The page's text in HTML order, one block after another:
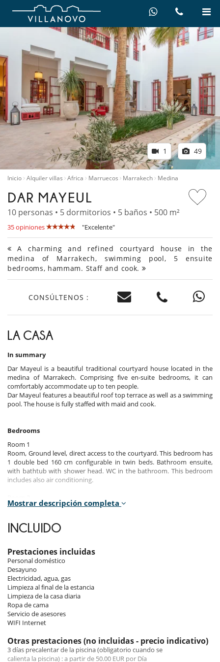
1 49
Inicio Alquiler villas Africa Marruecos Marrakech Medina
DAR MAYEUL
10 personas • 5 dormitorios • 5 baños • 500 m²
35 opiniones "Excelente"
A charming and refined courtyard house in the
medina of Marrakech, swimming pool, 5 ensuite
bedrooms, hammam. Staff and cook.
CONSÚLTENOS :
LA CASA
In summary
Dar Mayeul is a beautiful traditional courtyard house located in the
medina of Marrakech. Comprising five en-suite bedrooms, it can
comfortably accommodate up to ten people.
Dar Mayeul features a beautiful roof top terrace as well as a swimming
pool. The house is fully staffed with maid and cook.
Bedrooms
Room 1
Room, Ground level, direct access to the courtyard. This bedroom has
1 double bed 160 cm configurable in twin beds. Bathroom ensuite,
with bathtub with shower head. WC in the bathroom. This bedroom
includes also air conditioning.
Room, 1st floor. This bedroom has 1 double bed 180 cm. Bathroom
air conditioning, sofa, private terrace.
Room, 1st floor. This bedroom has 1 double bed 180 cm. Bathroom
ensuite, with bathtub, walk-in shower. WC in the bathroom. This
bedroom includes also air conditioning.
Room 4
Room, 1st floor. This bedroom has 1 double bed 180 cm configurable
in twin beds. Bathroom ensuite, with walk-in shower. WC in the
bathroom. This bedroom includes also air conditioning.
Room, 1st floor. This bedroom has 1 double bed 160 cm. Bathroom
ensuite, with shower. WC in the bathroom. This bedroom includes also
air conditioning, private terrace.
Mostrar descripción completa
INCLUIDO
Prestaciones incluidas
Personal doméstico
Desayuno
Electricidad, agua, gas
Limpieza al final de la estancia
Limpieza de la casa diaria
Ropa de cama
Servicio de asesores
WIFI Internet
Otras prestaciones (no incluidas - precio indicativo)
3 días precalentar de la piscina (obligatorio cuando se
calienta la piscina) : a partir de 50.00 EUR por Día